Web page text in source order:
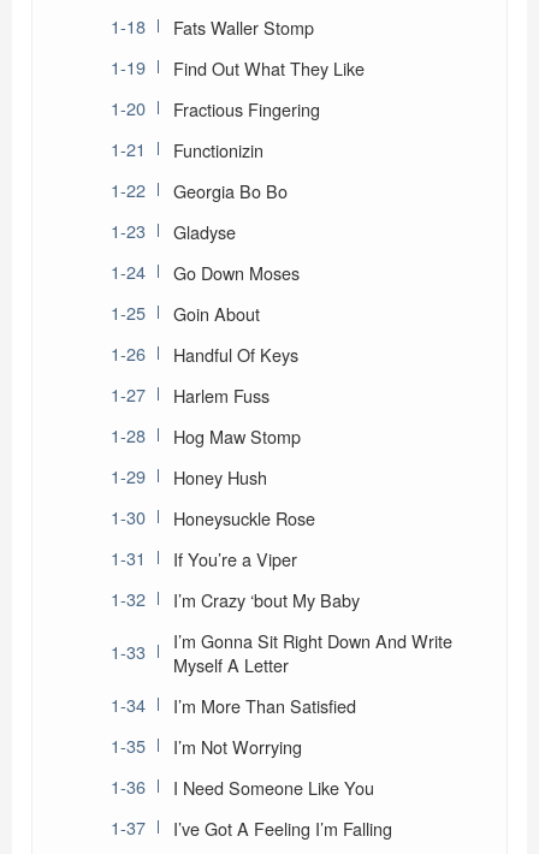
Fats Waller Stomp
Find Out What They Like
Fractious Fingering
Functionizin
Georgia Bo Bo
Gladyse
Go Down Moses
Goin About
Handful Of Keys
Harlem Fuss
Hog Maw Stomp
Honey Hush
Honeysuckle Rose
If You’re a Viper
I’m Crazy ‘bout My Baby
I’m Gonna Sit Right Down And Write
Myself A Letter
I’m More Than Satisfied
I’m Not Worrying
I Need Someone Like You
I’ve Got A Feeling I’m Falling